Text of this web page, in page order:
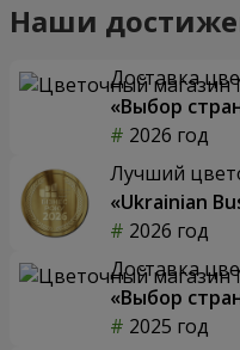
Наши
Доставка
«Выбор
2026 год
Лучший
«Ukrainian
2026 год
Доставка
«Выбор
2025 год